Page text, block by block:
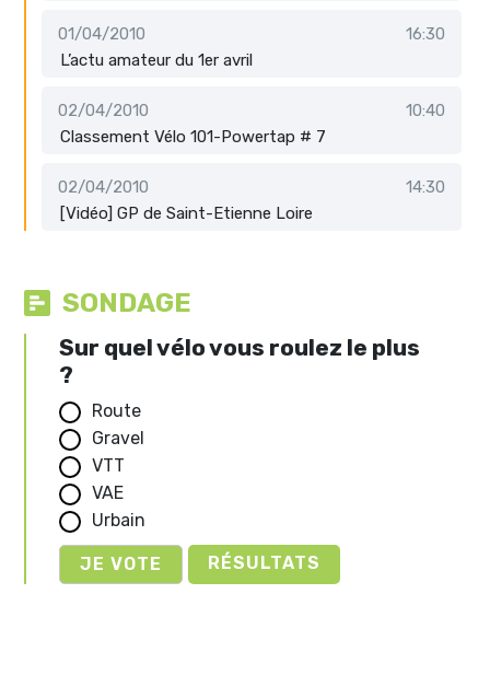
01/04/2010
16:30
L’actu amateur du 1er avril
02/04/2010
10:40
Classement Vélo 101-Powertap # 7
02/04/2010
14:30
[Vidéo] GP de Saint-Etienne Loire
SONDAGE
Sur quel vélo vous roulez le plus
?
Route
Gravel
VTT
VAE
Urbain
RÉSULTATS